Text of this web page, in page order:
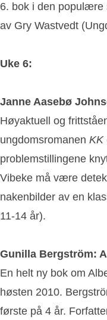
6. bok i den populære
av Gry Wastvedt
Uke 6:
Janne Aasebø
Høyaktuell og
ungdomsromanen KK
problemstillingene
Vibeke må være
nakenbilder av en
11-14 år).
Gunilla Bergström:
En helt ny bok om
høsten 2010.
første på 4 år.